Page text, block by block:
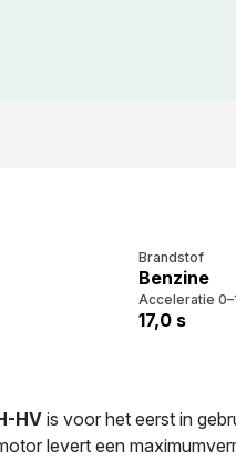
Brandstof
Benzine
Acceleratie
17,0 s
HV is voor het eerst in
levert een